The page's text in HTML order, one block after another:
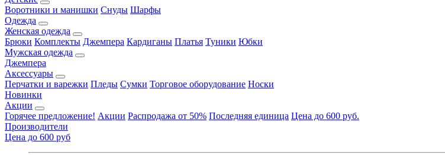
Воротники и манишки Снуды Шарфы
Одежда
Женская одежда
Брюки Комплекты Джемпера Кардиганы Платья Туники Юбки
Мужская одежда
Джемпера
Аксессуары
Перчатки и варежки Пледы Сумки Торговое оборудование Носки
Новинки
Акции
Горячее предложение! Акции Распродажа от 50% Последняя единица Цена до 600 руб.
Производители
Цена до 600 руб